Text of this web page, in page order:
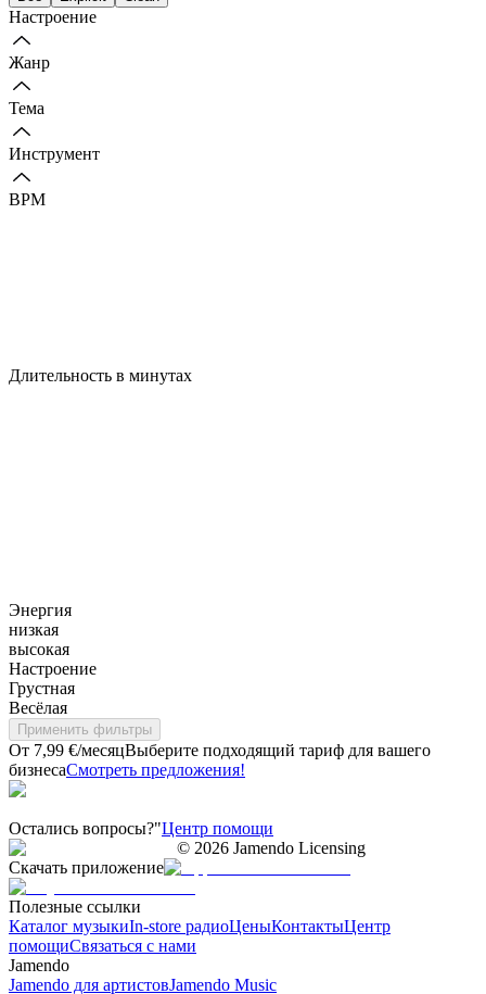
Настроение
Жанр
Тема
Инструмент
BPM
Длительность в минутах
Энергия
низкая
высокая
Настроение
Грустная
Весёлая
Применить фильтры
От 7,99 €/месяцВыберите подходящий тариф для вашего
бизнесаСмотреть предложения!
Остались вопросы?"Центр помощи
© 2026 Jamendo Licensing
Скачать приложение
Полезные ссылки
Каталог музыкиIn-store радиоЦеныКонтактыЦентр
помощиСвязаться с нами
Jamendo
Jamendo для артистовJamendo Music